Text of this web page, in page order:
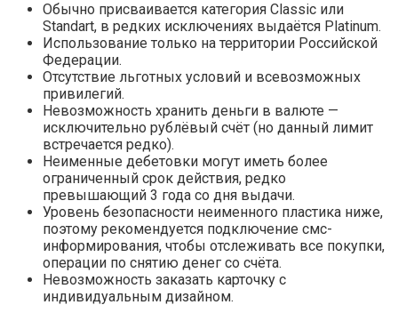
Обычно присваивается категория Classic или
Standart, в редких исключениях выдаётся Platinum.
Использование только на территории Российской
Федерации.
Отсутствие льготных условий и всевозможных
привилегий.
Невозможность хранить деньги в валюте —
исключительно рублёвый счёт (но данный лимит
встречается редко).
Неименные дебетовки могут иметь более
ограниченный срок действия, редко
превышающий 3 года со дня выдачи.
Уровень безопасности неименного пластика ниже,
поэтому рекомендуется подключение смс-
информирования, чтобы отслеживать все покупки,
операции по снятию денег со счёта.
Невозможность заказать карточку с
индивидуальным дизайном.